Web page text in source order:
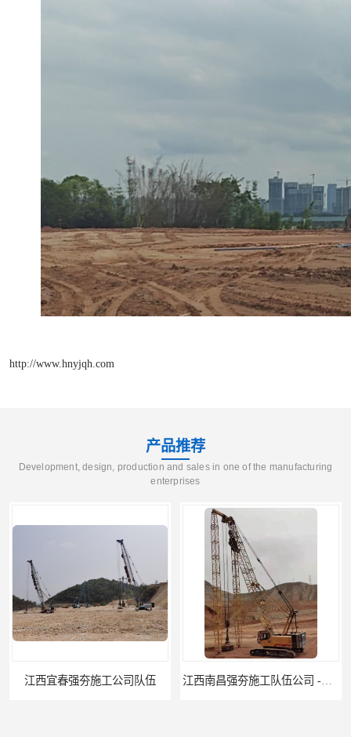
http://www.hnyjqh.com
产品推荐
Development, design, production and sales in one of the manufacturing
enterprises
江西宜春强夯施工公司队伍